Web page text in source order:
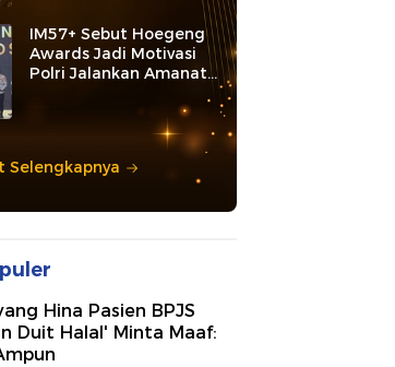
IM57+ Sebut Hoegeng
Awards Jadi Motivasi
Polri Jalankan Amanat
Selengkapnya
Hina Pasien BPJS
Duit Halal' Minta Maaf: